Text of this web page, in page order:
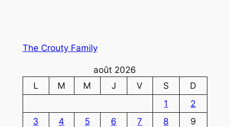
The Crouty Family
août 2026
L
M M J V S
D
1
2
3
4 5 6 7 8
9